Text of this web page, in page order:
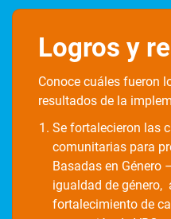
Logros y
Conoce cuáles fueron
resultados de la
Se fortalecieron las
comunitarias para
Basadas en Género
igualdad de género,
fortalecimiento de